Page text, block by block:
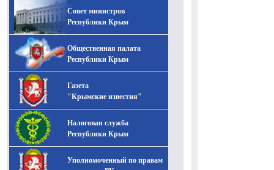
Совет министров
Республики Крым
Общественная палата
Республики Крым
Газета
"Крымские известия"
Налоговая служба
Республики Крым
Уполномоченный по правам